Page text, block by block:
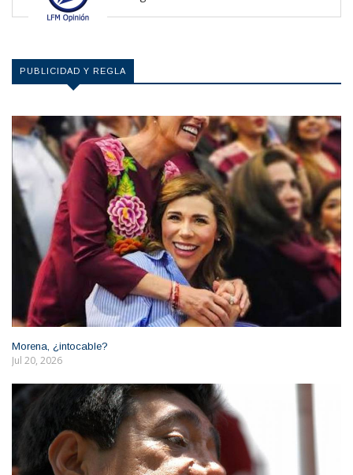
PUBLICIDAD Y REGLA
Morena, ¿intocable?
Jul 20, 2026